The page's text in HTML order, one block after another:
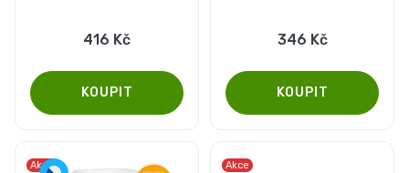
hvězdiček.
416 Kč
hvězdiček.
346 Kč
Akce
Akce